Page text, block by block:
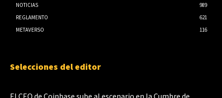
NOTICIAS
989
REGLAMENTO
621
METAVERSO
116
Selecciones del editor
El CEO de Coinbase sube al escenario en la Cumbre de